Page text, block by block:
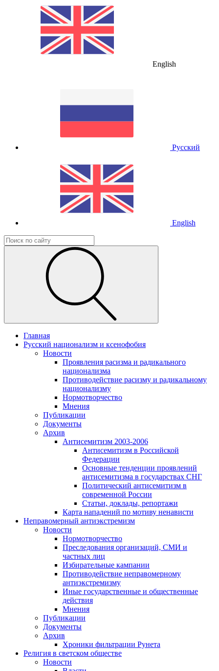
English
Русский
English
Главная
Русский национализм и ксенофобия
Новости
Проявления расизма и радикального
национализма
Противодействие расизму и радикальному
национализму
Нормотворчество
Мнения
Публикации
Документы
Архив
Антисемитизм 2003-2006
Антисемитизм в Российской
Федерации
Основные тенденции проявлений
антисемитизма в государствах СНГ
Политический антисемитизм в
современной России
Статьи, доклады, репортажи
Карта нападений по мотиву ненависти
Неправомерный антиэкстремизм
Новости
Нормотворчество
Преследования организаций, СМИ и
частных лиц
Избирательные кампании
Противодействие неправомерному
антиэкстремизму
Иные государственные и общественные
действия
Мнения
Публикации
Документы
Архив
Хроники фильтрации Рунета
Религия в светском обществе
Новости